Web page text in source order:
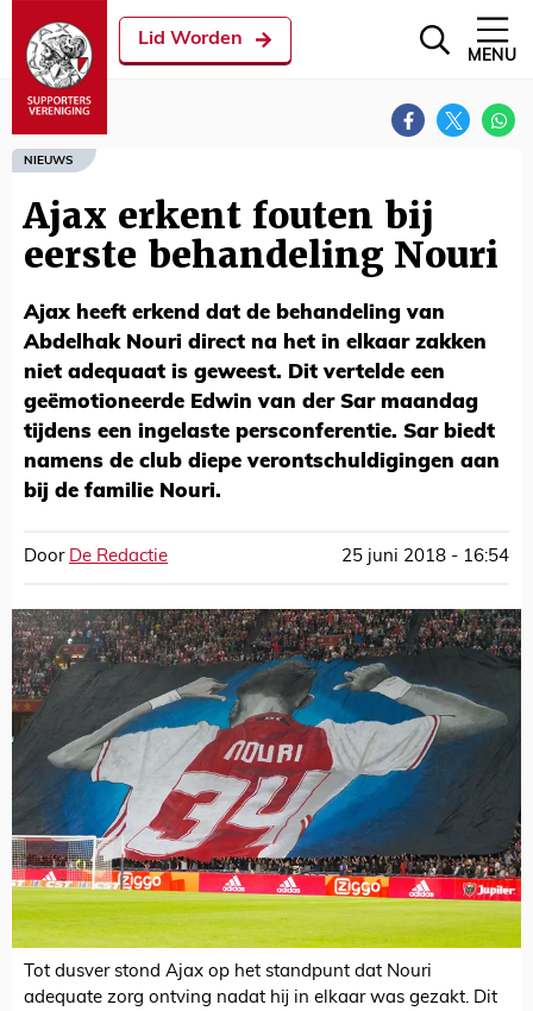
Lid Worden
MENU
NIEUWS
Ajax erkent fouten bij
eerste behandeling Nouri
Ajax heeft erkend dat de behandeling van
Abdelhak Nouri direct na het in elkaar zakken
niet adequaat is geweest. Dit vertelde een
geëmotioneerde Edwin van der Sar maandag
tijdens een ingelaste persconferentie. Sar biedt
namens de club diepe verontschuldigingen aan
bij de familie Nouri.
Door De Redactie 25 juni 2018 - 16:54
Tot dusver stond Ajax op het standpunt dat Nouri
adequate zorg ontving nadat hij in elkaar was gezakt. Dit